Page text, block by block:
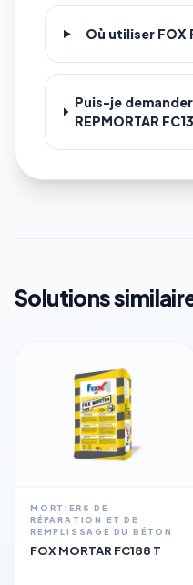
Où utiliser FOX
Puis-je
REPMORTAR
Solutions
MORTIERS DE
RÉPARATION ET DE
REMPLISSAGE DU BÉTON
FOX MORTAR FC188 T